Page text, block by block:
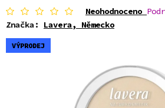
Průměrné
hodnocení
produktu
hvězdiček.
Neohodnoceno
Značka: Lavera, Německo
VÝPRODEJ